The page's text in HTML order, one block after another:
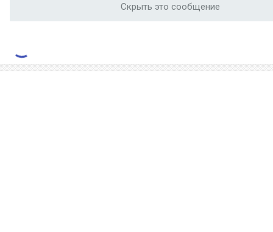
Скрыть это сообщение